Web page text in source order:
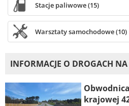
Stacje paliwowe (15)
Warsztaty samochodowe (10)
INFORMACJE O DROGACH NA
krajowej